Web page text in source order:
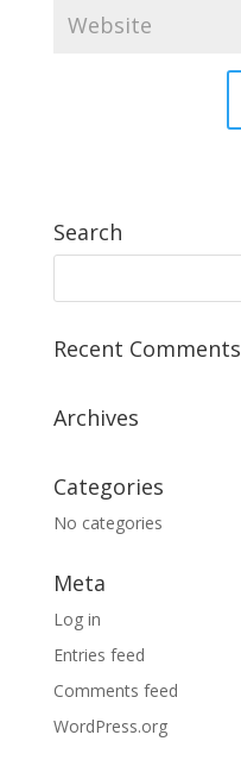
Search
Recent Comments
Archives
Categories
No categories
Meta
Log in
Entries feed
Comments feed
WordPress.org